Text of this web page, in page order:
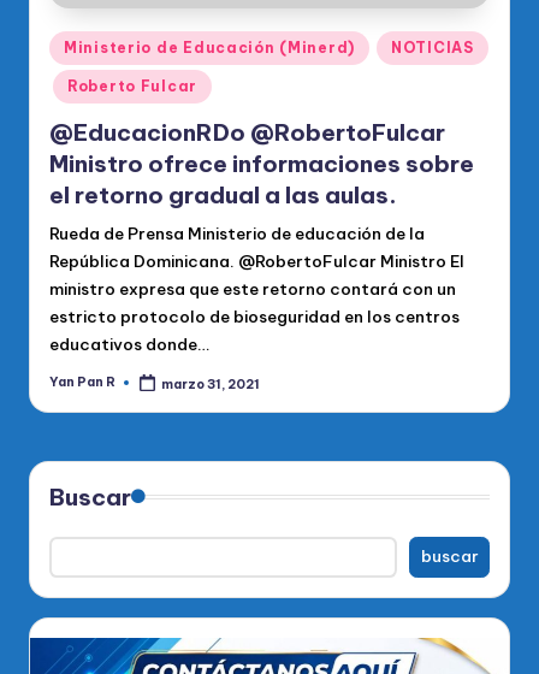
Publicado
en
Ministerio de Educación (Minerd) NOTICIAS
Roberto Fulcar
@EducacionRDo @RobertoFulcar
Ministro ofrece informaciones sobre
el retorno gradual a las aulas.
Rueda de Prensa Ministerio de educación de la
República Dominicana. @RobertoFulcar Ministro El
ministro expresa que este retorno contará con un
estricto protocolo de bioseguridad en los centros
educativos donde…
Publicado
Yan Pan R marzo 31, 2021
Buscar
buscar